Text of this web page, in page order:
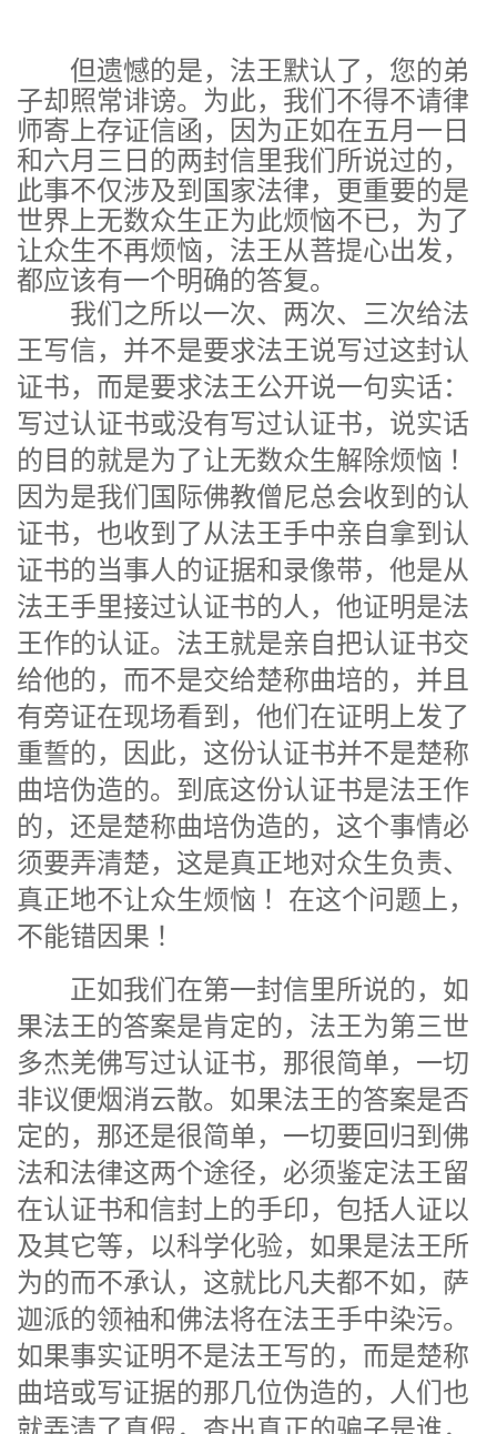
但遗憾的是，法王默认了，您的弟
子却照常诽谤。为此，我们不得不请律
师寄上存证信函，因为正如在五月一日
和六月三日的两封信里我们所说过的，
此事不仅涉及到国家法律，更重要的是
世界上无数众生正为此烦恼不已，为了
让众生不再烦恼，法王从菩提心出发，
都应该有一个明确的答复。
我们之所以一次、两次、三次给法
王写信，并不是要求法王说写过这封认
证书，而是要求法王公开说一句实话：
写过认证书或没有写过认证书，说实话
的目的就是为了让无数众生解除烦恼 ！
因为是我们国际佛教僧尼总会收到的认
证书，也收到了从法王手中亲自拿到认
证书的当事人的证据和录像带，他是从
法王手里接过认证书的人，他证明是法
王作的认证。法王就是亲自把认证书交
给他的，而不是交给楚称曲培的，并且
有旁证在现场看到，他们在证明上发了
重誓的，因此，这份认证书并不是楚称
曲培伪造的。到底这份认证书是法王作
的，还是楚称曲培伪造的，这个事情必
须要弄清楚，这是真正地对众生负责、
真正地不让众生烦恼 ！在这个问题上，
不能错因果 ！
正如我们在第一封信里所说的，如
果法王的答案是肯定的，法王为第三世
多杰羌佛写过认证书，那很简单，一切
非议便烟消云散。如果法王的答案是否
定的，那还是很简单，一切要回归到佛
法和法律这两个途径，必须鉴定法王留
在认证书和信封上的手印，包括人证以
及其它等，以科学化验，如果是法王所
为的而不承认，这就比凡夫都不如，萨
迦派的领袖和佛法将在法王手中染污。
如果事实证明不是法王写的，而是楚称
曲培或写证据的那几位伪造的，人们也